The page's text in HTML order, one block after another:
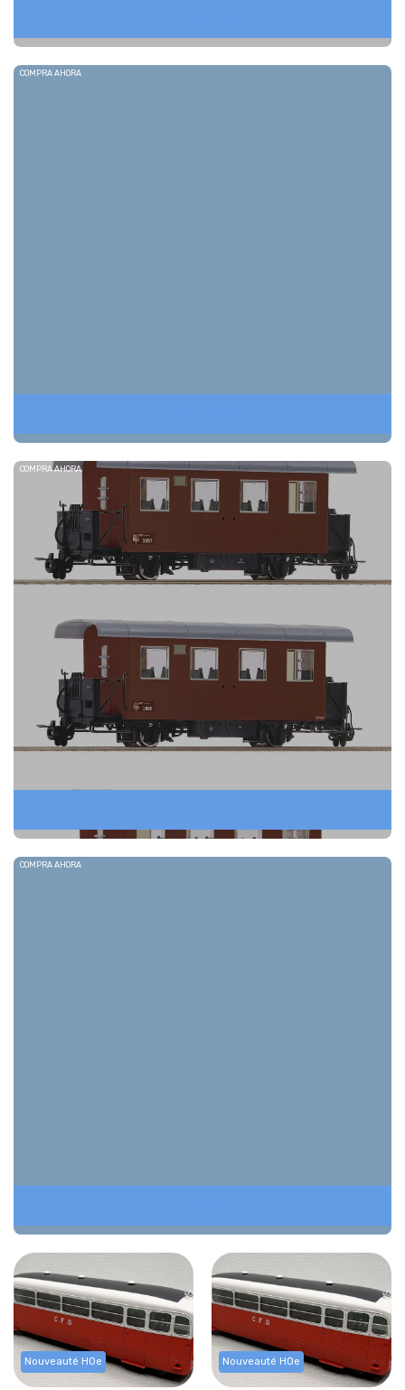
COMPRA AHORA
COMPRA AHORA
COMPRA AHORA
Nouveauté HOe Nouveauté HOe